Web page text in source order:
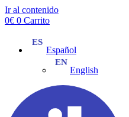
Ir al contenido
0€ 0 Carrito
Español
English